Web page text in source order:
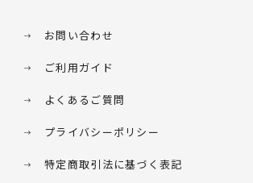
お問い合わせ
ご利用ガイド
よくあるご質問
プライバシーポリシー
特定商取引法に基づく表記